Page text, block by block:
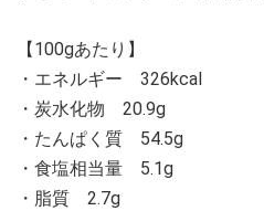
【100gあたり】
・エネルギー 326kcal
・炭水化物 20.9g
・たんぱく質 54.5g
・食塩相当量 5.1g
・脂質 2.7g